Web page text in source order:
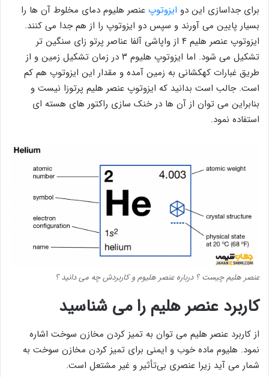
برای جداسازی این دو ایزوتوپ عنصر هلیوم دمای مخلوط آن ها را
بسیار پایین می آورند و سپس دو ایزوتوپ را از هم جدا می کنند.
ایزوتوپ عنصر هلیم ۴ از واپاشی آلفا عناصر پرتو زای سنگین تر
تشکیل می شود. اما ایزوتوپ هلیوم ۳ در زمان تشکیل زمین و از
طریق غبارات کهکشانی به زمین آمده و مقدار این ایزوتوپ هم کم
است. جالب است بدانید که ایزوتوپ عنصر هلیم پرتوزا نیست و
بنابراین می توان از آن ها در خنک سازی راکتور های هسته ای
استفاده نمود.
عنصر هلیم چیست ؟ درباره عنصر هلیوم و کاربردش چه می دانید ؟
کاربرد عنصر هلیم را می شناسید
از کاربرد عنصر هلیم می توان به تمیز کردن مخازن سوخت اشاره
نمود. هلیوم ماده خوب و ایمنی برای تمیز کردن مخازن سوخت به
شمار می آید زیرا عنصری بی‌تأثیر و غیر مشتعل است.